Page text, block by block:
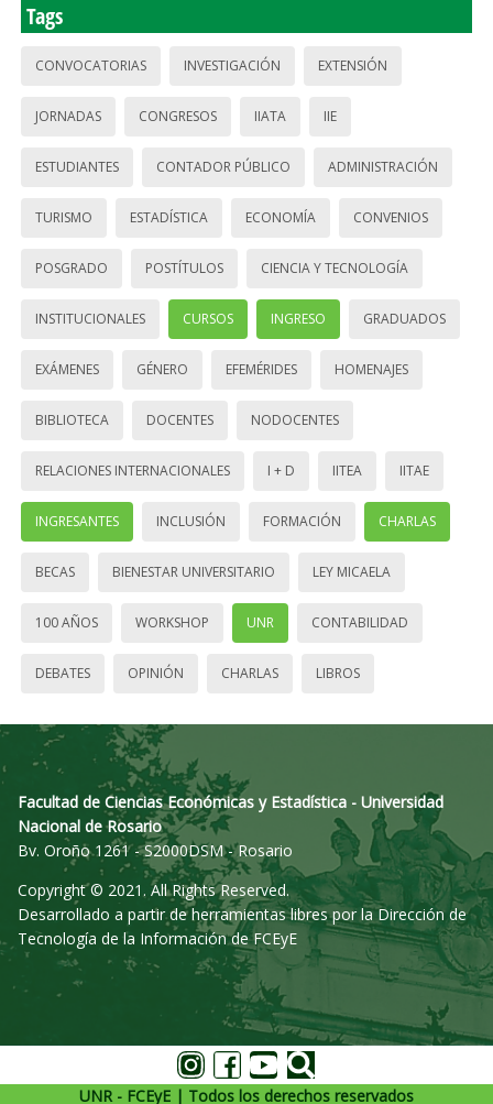
Tags
CONVOCATORIAS INVESTIGACIÓN EXTENSIÓN
JORNADAS CONGRESOS IIATA IIE
ESTUDIANTES CONTADOR PÚBLICO ADMINISTRACIÓN
TURISMO ESTADÍSTICA ECONOMÍA CONVENIOS
POSGRADO POSTÍTULOS CIENCIA Y TECNOLOGÍA
INSTITUCIONALES CURSOS INGRESO GRADUADOS
EXÁMENES GÉNERO EFEMÉRIDES HOMENAJES
BIBLIOTECA DOCENTES NODOCENTES
RELACIONES INTERNACIONALES I + D IITEA IITAE
INGRESANTES INCLUSIÓN FORMACIÓN CHARLAS
BECAS BIENESTAR UNIVERSITARIO LEY MICAELA
100 AÑOS WORKSHOP UNR CONTABILIDAD
DEBATES OPINIÓN CHARLAS LIBROS
Facultad de Ciencias Económicas y Estadística - Universidad
Nacional de Rosario
Bv. Oroño 1261 - S2000DSM - Rosario
Copyright © 2021. All Rights Reserved.
Desarrollado a partir de herramientas libres por la Dirección de
Tecnología de la Información de FCEyE
UNR - FCEyE | Todos los derechos reservados